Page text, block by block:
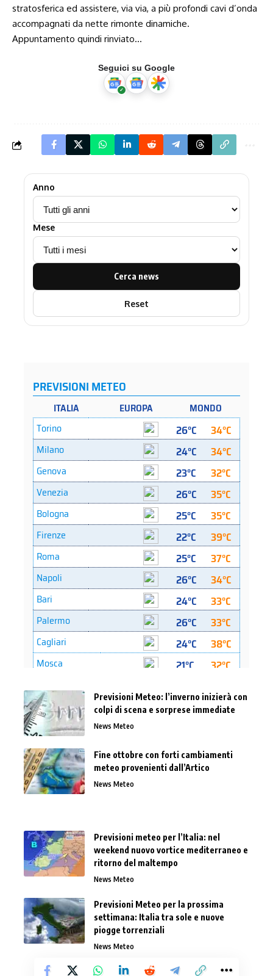
stratosferica ed assistere, via via, a più profondi cavi d’onda
accompagnati da nette rimonte dinamiche.
Appuntamento quindi rinviato…
Seguici su Google
Anno
Mese
Cerca news
Reset
Previsioni Meteo: l’inverno inizierà con
colpi di scena e sorprese immediate
News Meteo
Fine ottobre con forti cambiamenti
meteo provenienti dall’Artico
News Meteo
Previsioni meteo per l’Italia: nel
weekend nuovo vortice mediterraneo e
ritorno del maltempo
News Meteo
Previsioni Meteo per la prossima
settimana: Italia tra sole e nuove
piogge torrenziali
News Meteo